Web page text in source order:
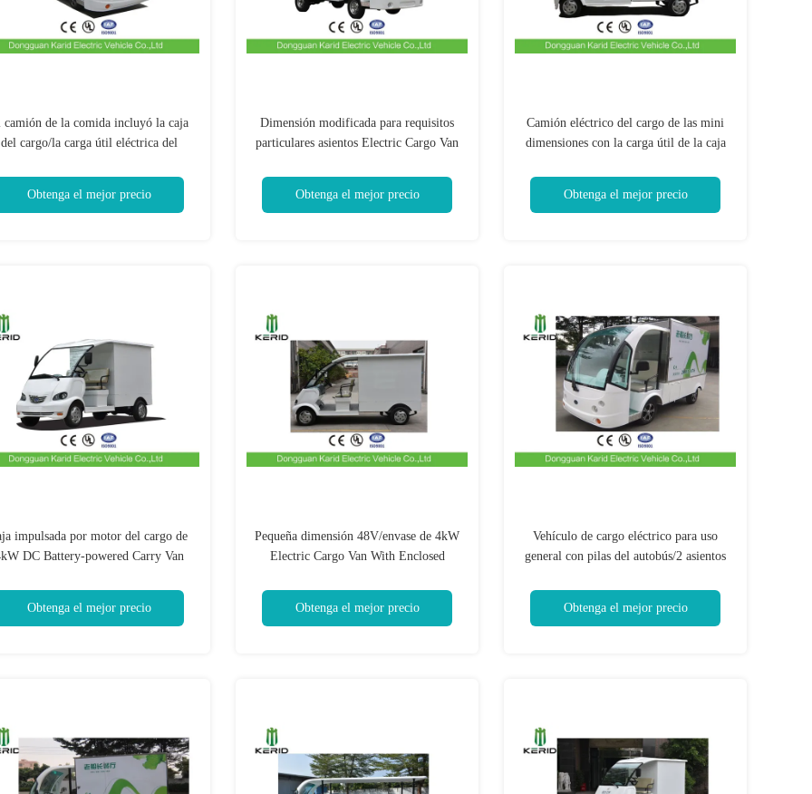
camión de la comida incluyó la caja
del cargo/la carga útil eléctrica del
Obtenga el mejor precio
Dimensión modificada para requisitos
particulares asientos Electric Cargo Van
Obtenga el mejor precio
Camión eléctrico del cargo de las mini
dimensiones con la carga útil de la caja
Obtenga el mejor precio
impulsada por motor del cargo de
DC Battery-powered Carry Van
Obtenga el mejor precio
Pequeña dimensión 48V/envase de 4kW
Electric Cargo Van With Enclosed
Obtenga el mejor precio
Vehículo de cargo eléctrico para uso
general con pilas del autobús/2 asientos
Obtenga el mejor precio